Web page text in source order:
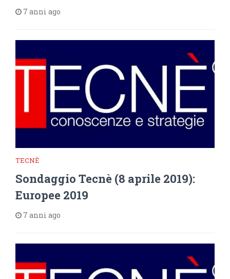
7 anni ago
TECNÈ
Sondaggio Tecnè (8 aprile 2019):
Europee 2019
7 anni ago